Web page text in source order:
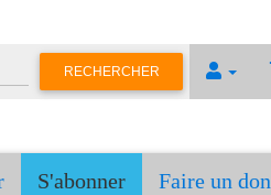
RECHERCHER
S'abonner Faire un don